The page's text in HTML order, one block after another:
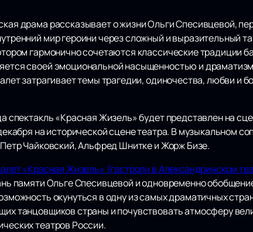
драма рассказывает о жизни Ольги Спесивцевой,
мир героини через сложный и выразительный
гармонично сочетаются классические традиции
своей эмоциональной насыщенностью и
затрагивает темы трагедии, одиночества, любви и
спектакль «Красная Жизель» будет представлен на
на исторической сцене театра. В музыкальном
Чайковский, Альфред Шнитке и Жорж Бизе.
«Красная Жизель» (гастроли в Александринском
памяти Ольге Спесивцевой и одновременно
окунуться в одну из самых драматичных
танцовщиков страны и почувствовать атмосферу
театров России.